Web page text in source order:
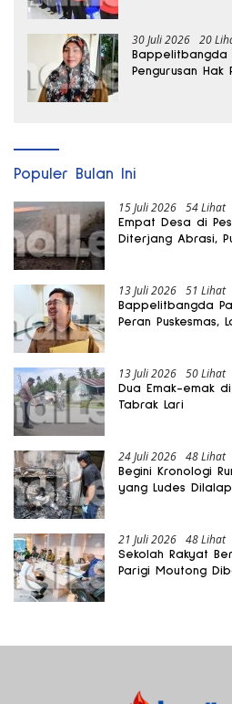
30 Juli 2026 20
Bappelitbangda
Pengurusan Hak
Populer Bulan Ini
15 Juli 2026 54 Lihat
Empat Desa di
Diterjang Abrasi,
13 Juli 2026 51 Lihat
Bappelitbangda
Peran Puskesmas,
13 Juli 2026 50 Lihat
Dua Emak-emak
Tabrak Lari
24 Juli 2026 48 Lihat
Begini Kronologi
yang Ludes
21 Juli 2026 48 Lihat
Sekolah Rakyat
Parigi Moutong